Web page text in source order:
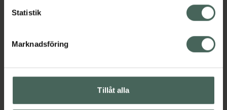
Statistik
Marknadsföring
Tillåt alla
Instruktioner Visa
Upptäck flera produkter inom